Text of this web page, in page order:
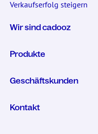
Verkaufserfolg steigern
Wir sind cadooz
Produkte
Geschäftskunden
Kontakt